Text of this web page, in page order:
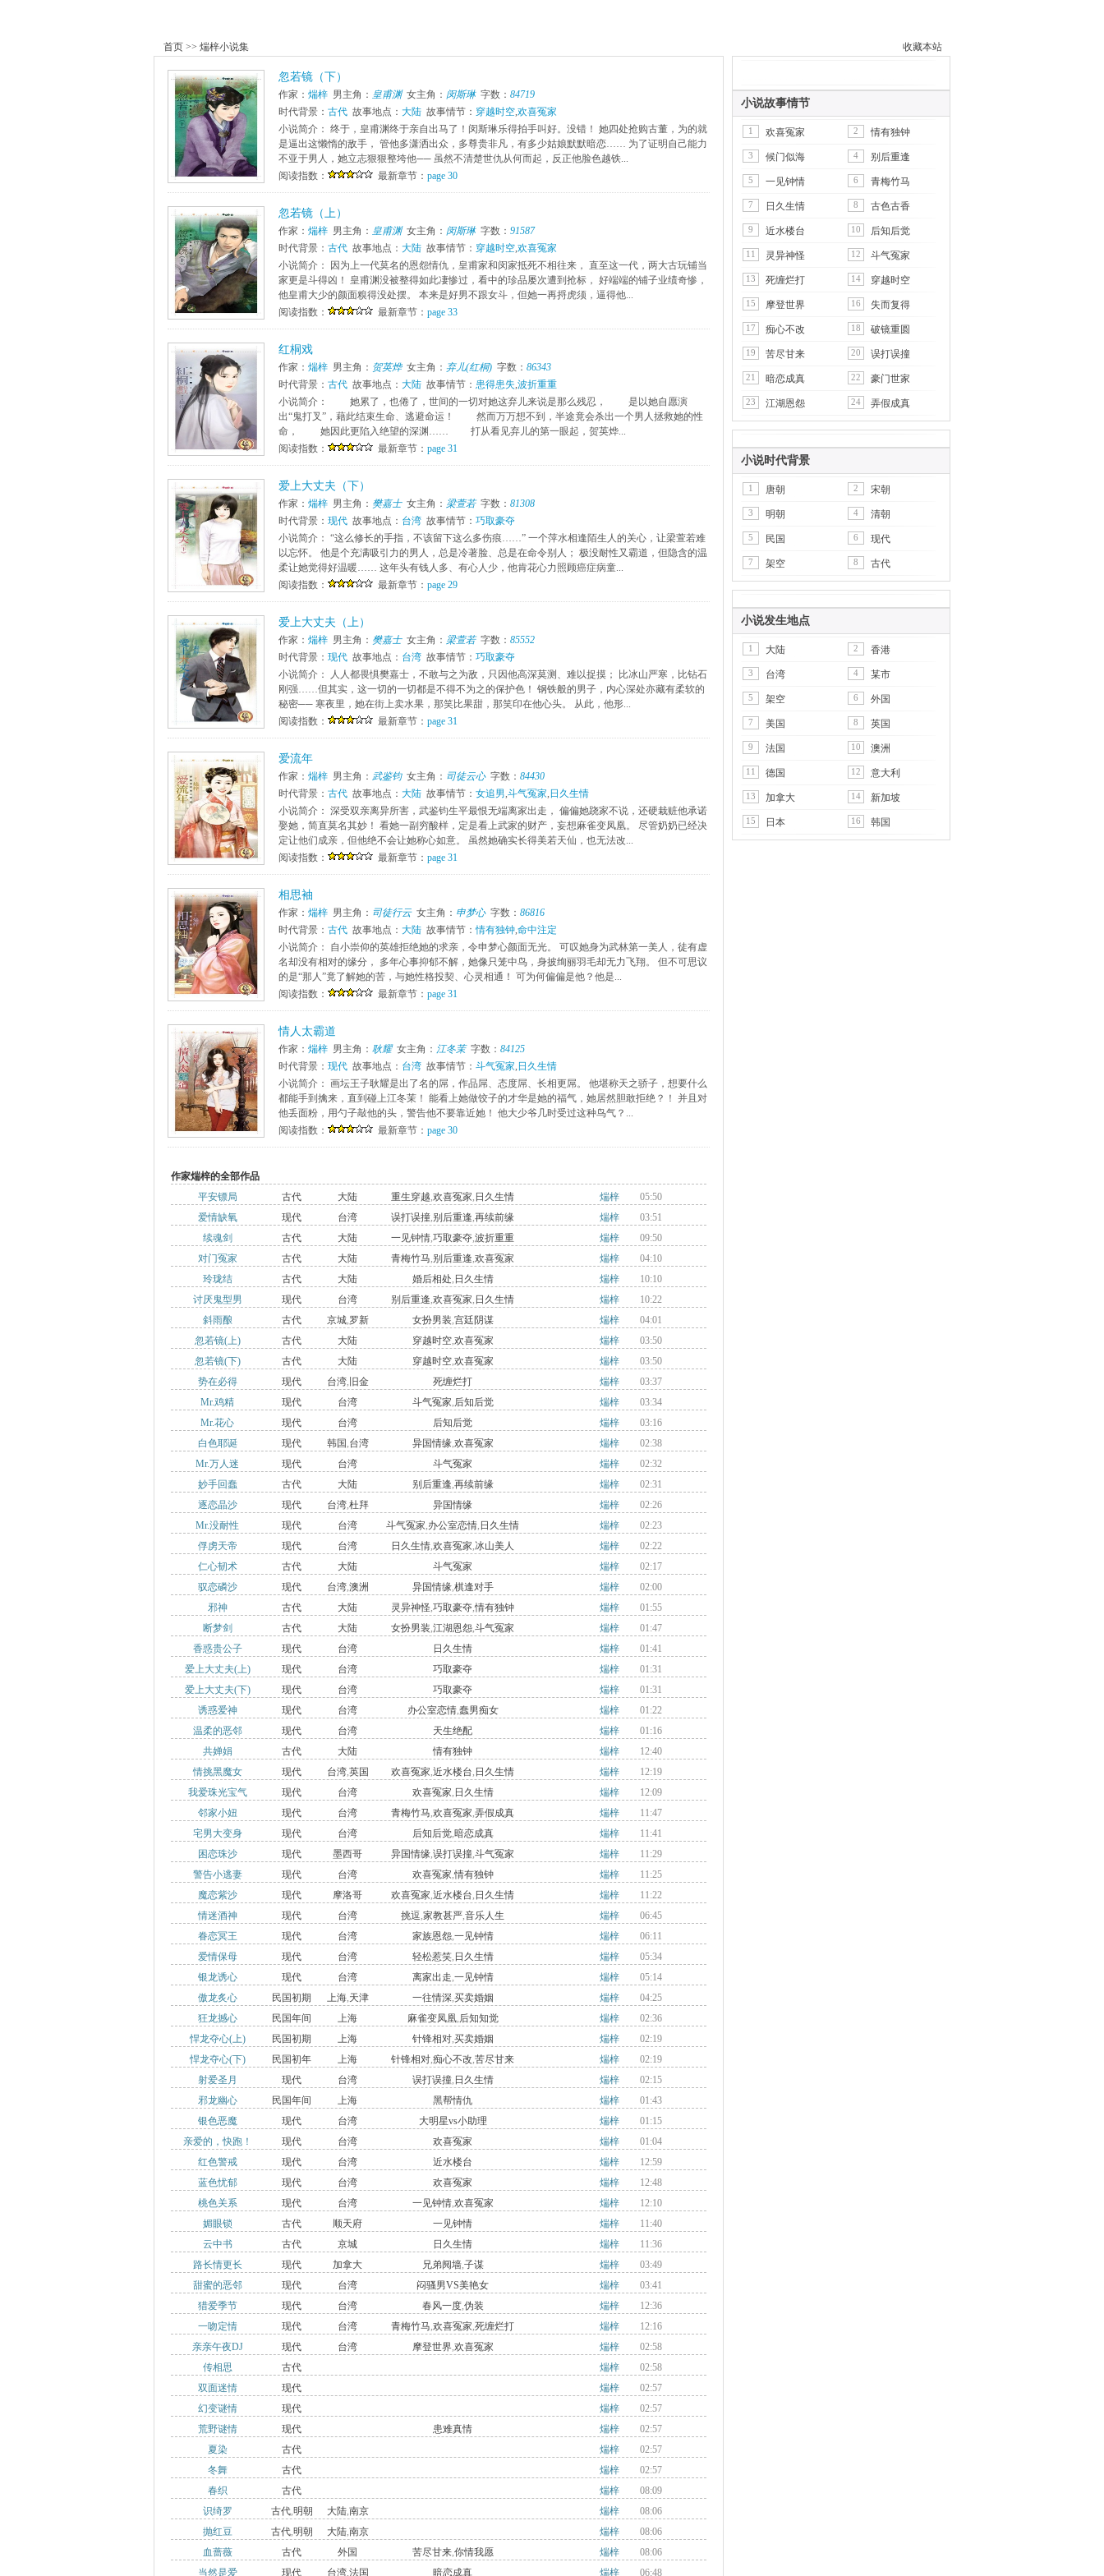
首页 >> 煓梓小说集 收藏本站
忽若镜（下）
作家： 煓梓 男主角： 皇甫渊女主角： 闵斯琳字数： 84719
时代背景： 古代 故事地点： 大陆 故事情节： 穿越时空,欢喜冤家
小说简介： 终于，皇甫渊终于亲自出马了！闵斯琳乐得拍手叫好。没错！ 她四处抢购古董，为的就
是逼出这懒惰的敌手， 管他多潇洒出众，多尊贵非凡，有多少姑娘默默暗恋…… 为了证明自己能力
不亚于男人，她立志狠狠整垮他── 虽然不清楚世仇从何而起，反正他脸色越铁...
阅读指数：
最新章节： page 30
忽若镜（上）
作家： 煓梓 男主角： 皇甫渊女主角： 闵斯琳字数： 91587
时代背景： 古代 故事地点： 大陆 故事情节： 穿越时空,欢喜冤家
小说简介： 因为上一代莫名的恩怨情仇，皇甫家和闵家抵死不相往来， 直至这一代，两大古玩铺当
家更是斗得凶！ 皇甫渊没被整得如此凄惨过，看中的珍品屡次遭到抢标， 好端端的铺子业绩奇惨，
他皇甫大少的颜面糗得没处摆。 本来是好男不跟女斗，但她一再捋虎须，逼得他...
阅读指数：
最新章节： page 33
红桐戏
作家： 煓梓 男主角： 贺英烨女主角： 弃儿(红桐) 字数： 86343
时代背景： 古代 故事地点： 大陆 故事情节： 患得患失,波折重重
小说简介： 她累了，也倦了，世间的一切对她这弃儿来说是那么残忍， 是以她自愿演
出“鬼打叉”，藉此结束生命、逃避命运！ 然而万万想不到，半途竟会杀出一个男人拯救她的性
命， 她因此更陷入绝望的深渊…… 打从看见弃儿的第一眼起，贺英烨...
阅读指数：
最新章节： page 31
爱上大丈夫（下）
作家： 煓梓 男主角： 樊嘉士女主角： 梁萱若字数： 81308
时代背景： 现代 故事地点： 台湾 故事情节： 巧取豪夺
小说简介： “这么修长的手指，不该留下这么多伤痕……” 一个萍水相逢陌生人的关心，让梁萱若难
以忘怀。 他是个充满吸引力的男人，总是冷著脸、总是在命令别人； 极没耐性又霸道，但隐含的温
柔让她觉得好温暖…… 这年头有钱人多、有心人少，他肯花心力照顾癌症病童...
阅读指数：
最新章节： page 29
爱上大丈夫（上）
作家： 煓梓 男主角： 樊嘉士女主角： 梁萱若字数： 85552
时代背景： 现代 故事地点： 台湾 故事情节： 巧取豪夺
小说简介： 人人都畏惧樊嘉士，不敢与之为敌，只因他高深莫测、难以捉摸； 比冰山严寒，比钻石
刚强……但其实，这一切的一切都是不得不为之的保护色！ 钢铁般的男子，内心深处亦藏有柔软的
秘密── 寒夜里，她在街上卖水果，那笑比果甜，那笑印在他心头。 从此，他形...
阅读指数：
最新章节： page 31
爱流年
作家： 煓梓 男主角： 武鉴钧女主角： 司徒云心字数： 84430
时代背景： 古代 故事地点： 大陆 故事情节： 女追男,斗气冤家, 日久生情
小说简介： 深受双亲离异所害，武鉴钧生平最恨无端离家出走， 偏偏她跷家不说，还硬栽赃他承诺
娶她，简直莫名其妙！ 看她一副穷酸样，定是看上武家的财产，妄想麻雀变凤凰。 尽管奶奶已经决
定让他们成亲，但他绝不会让她称心如意。 虽然她确实长得美若天仙，也无法改...
阅读指数：
最新章节： page 31
相思袖
作家： 煓梓 男主角： 司徒行云女主角： 申梦心字数： 86816
时代背景： 古代 故事地点： 大陆 故事情节：情有独钟,命中注定
小说简介： 自小崇仰的英雄拒绝她的求亲，令申梦心颜面无光。 可叹她身为武林第一美人，徒有虚
名却没有相对的缘分， 多年心事抑郁不解，她像只笼中鸟，身披绚丽羽毛却无力飞翔。 但不可思议
的是“那人”竟了解她的苦，与她性格投契、心灵相通！ 可为何偏偏是他？他是...
阅读指数：
最新章节： page 31
情人太霸道
作家： 煓梓 男主角： 耿耀女主角： 江冬茉字数： 84125
时代背景： 现代 故事地点： 台湾 故事情节： 斗气冤家, 日久生情
小说简介： 画坛王子耿耀是出了名的屌，作品屌、态度屌、长相更屌。 他堪称天之骄子，想要什么
都能手到擒来，直到碰上江冬茉！ 能看上她做饺子的才华是她的福气，她居然胆敢拒绝？！ 并且对
他丢面粉，用勺子敲他的头，警告他不要靠近她！ 他大少爷几时受过这种鸟气？...
阅读指数：
最新章节： page 30
作家煓梓的全部作品
平安镖局
古代 大陆 重生穿越,欢喜冤家, 日久生情 煓梓
05:50
爱情缺氧
现代 台湾 误打误撞,别后重逢,再续前缘 煓梓
03:51
续魂剑
古代 大陆 一见钟情,巧取豪夺,波折重重 煓梓
09:50
对门冤家
古代 大陆 青梅竹马,别后重逢,欢喜冤家 煓梓
04:10
玲珑结
古代 大陆 婚后相处, 日久生情 煓梓
10:10
讨厌鬼型男
现代 台湾 别后重逢,欢喜冤家, 日久生情 煓梓
10:22
斜雨酿
古代 京城,罗新
镇
女扮男装,宫廷阴谋 煓梓
04:01
忽若镜(上)
古代 大陆 穿越时空,欢喜冤家 煓梓
03:50
忽若镜(下)
古代 大陆 穿越时空,欢喜冤家 煓梓
03:50
势在必得
现代 台湾, 旧金
山
死缠烂打 煓梓
03:37
Mr.鸡精
现代 台湾 斗气冤家,后知后觉 煓梓
03:34
Mr.花心
现代 台湾 后知后觉 煓梓
03:16
白色耶诞
现代 韩国 ,台湾 异国情缘,欢喜冤家 煓梓
02:38
Mr.万人迷
现代 台湾 斗气冤家 煓梓
02:32
妙手回蠢
古代 大陆 别后重逢,再续前缘 煓梓
02:31
逐恋晶沙
现代 台湾,杜拜 异国情缘 煓梓
02:26
Mr.没耐性
现代 台湾 斗气冤家,办公室恋情, 日久生情 煓梓
02:23
俘虏天帝
现代 台湾 日久生情,欢喜冤家,冰山美人 煓梓
02:22
仁心韧术
古代 大陆 斗气冤家 煓梓
02:17
驭恋磷沙
现代 台湾,澳洲 异国情缘,棋逢对手 煓梓
02:00
邪神
古代 大陆 灵异神怪,巧取豪夺,情有独钟 煓梓
01:55
断梦剑
古代 大陆 女扮男装,江湖恩怨,斗气冤家 煓梓
01:47
香惑贵公子
现代 台湾 日久生情 煓梓
01:41
爱上大丈夫(上)
现代 台湾 巧取豪夺 煓梓
01:31
爱上大丈夫(下)
现代 台湾 巧取豪夺 煓梓
01:31
诱惑爱神
现代 台湾 办公室恋情,蠢男痴女 煓梓
01:22
温柔的恶邻
现代 台湾 天生绝配 煓梓
01:16
共婵娟
古代 大陆 情有独钟 煓梓
12:40
情挑黑魔女
现代 台湾,英国 欢喜冤家,近水楼台, 日久生情 煓梓
12:19
我爱珠光宝气
现代 台湾 欢喜冤家, 日久生情 煓梓
12:09
邻家小妞
现代 台湾 青梅竹马,欢喜冤家,弄假成真 煓梓
11:47
宅男大变身
现代 台湾 后知后觉,暗恋成真 煓梓
11:41
困恋珠沙
现代 墨西哥 异国情缘,误打误撞,斗气冤家 煓梓
11:29
警告小逃妻
现代 台湾 欢喜冤家,情有独钟 煓梓
11:25
魔恋紫沙
现代 摩洛哥 欢喜冤家,近水楼台, 日久生情 煓梓
11:22
情迷酒神
现代 台湾 挑逗,家教甚严,音乐人生 煓梓
06:45
眷恋冥王
现代 台湾 家族恩怨,一见钟情 煓梓
06:11
爱情保母
现代 台湾 轻松惹笑, 日久生情 煓梓
05:34
银龙诱心
现代 台湾 离家出走,一见钟情 煓梓
05:14
傲龙炙心
民国初期 上海,天津 一往情深,买卖婚姻 煓梓
04:25
狂龙撼心
民国年间 上海 麻雀变凤凰,后知知觉 煓梓
02:36
悍龙夺心(上)
民国初期 上海 针锋相对,买卖婚姻 煓梓
02:19
悍龙夺心(下)
民国初年 上海 针锋相对,痴心不改,苦尽甘来 煓梓
02:19
射爱圣月
现代 台湾 误打误撞, 日久生情 煓梓
02:15
邪龙幽心
民国年间 上海 黑帮情仇 煓梓
01:43
银色恶魔
现代 台湾 大明星vs小助理 煓梓
01:15
亲爱的，快跑！
现代 台湾 欢喜冤家 煓梓
01:04
红色警戒
现代 台湾 近水楼台 煓梓
12:59
蓝色忧郁
现代 台湾 欢喜冤家 煓梓
12:48
桃色关系
现代 台湾 一见钟情,欢喜冤家 煓梓
12:10
媚眼锁
古代 顺天府 一见钟情 煓梓
11:40
云中书
古代 京城 日久生情 煓梓
11:36
路长情更长
现代 加拿大 兄弟阋墙,子谋 煓梓
03:49
甜蜜的恶邻
现代 台湾 闷骚男VS美艳女 煓梓
03:41
猎爱季节
现代 台湾 春风一度,伪装 煓梓
12:36
一吻定情
现代 台湾 青梅竹马,欢喜冤家,死缠烂打 煓梓
12:16
亲亲午夜DJ
现代 台湾 摩登世界,欢喜冤家 煓梓
02:58
传相思
古代 煓梓
02:58
双面迷情
现代 煓梓
02:57
幻变谜情
现代 煓梓
02:57
荒野谜情
现代 患难真情 煓梓
02:57
夏染
古代 煓梓
02:57
冬舞
古代 煓梓
02:57
春织
古代 煓梓
08:09
识绮罗
古代,明朝 大陆,南京 煓梓
08:06
抛红豆
古代,明朝 大陆,南京 煓梓
08:06
血蔷薇
古代 外国 苦尽甘来,你情我愿 煓梓
08:06
当然是爱
现代 台湾,法国 暗恋成真 煓梓 06:48
小说故事情节
1 欢喜冤家 2 情有独钟
3 候门似海 4 别后重逢
5 一见钟情 6 青梅竹马
7 日久生情 8 古色古香
9 近水楼台 10 后知后觉
11 灵异神怪 12 斗气冤家
13 死缠烂打 14 穿越时空
15 摩登世界 16 失而复得
17 痴心不改 18 破镜重圆
19 苦尽甘来 20 误打误撞
21 暗恋成真 22 豪门世家
23 江湖恩怨 24 弄假成真
小说时代背景
1 唐朝 2 宋朝
3 明朝 4 清朝
5 民国 6 现代
7 架空 8 古代
小说发生地点
1 大陆 2 香港
3 台湾 4 某市
5 架空 6 外国
7 美国 8 英国
9 法国 10 澳洲
11 德国 12 意大利
13 加拿大 14 新加坡
15 日本 16 韩国